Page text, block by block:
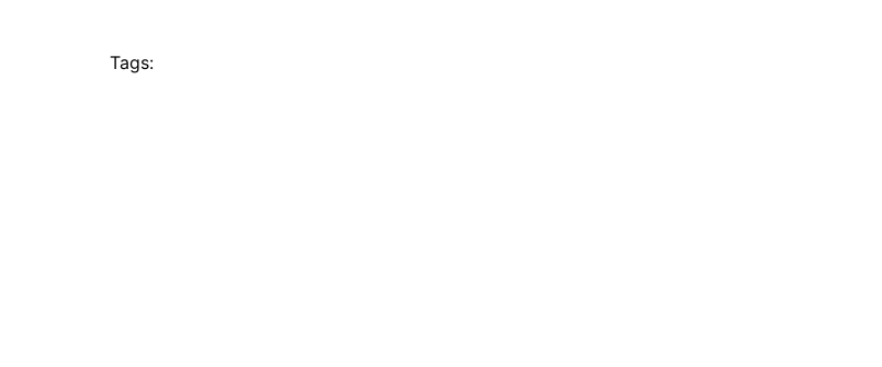
Tags: